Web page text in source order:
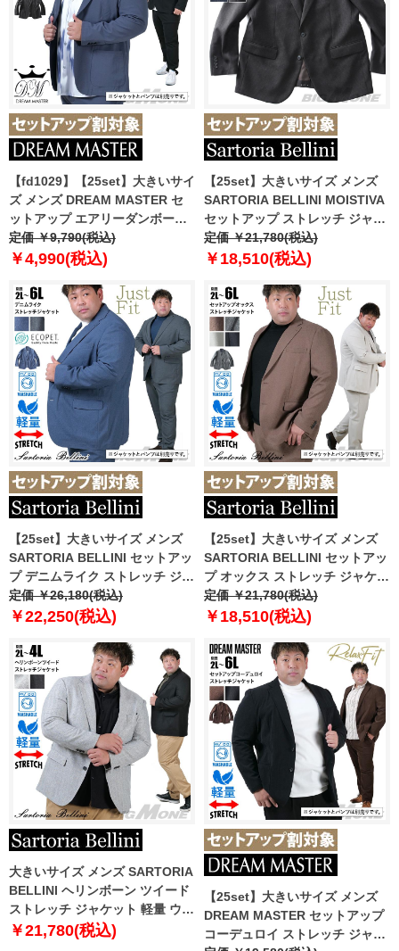
【fd1029】【25set】大きいサイ
ズ メンズ DREAM MASTER セ
ットアップ エアリーダンボール
ジャケット azw24348-sj
定価 ￥9,790(税込)
￥4,990(税込)
【25set】大きいサイズ メンズ
SARTORIA BELLINI MOISTIVA
セットアップ ストレッチ ジャケ
ット 滑らかな手触り シワになり
にくい ty-mois-jk-l
定価 ￥21,780(税込)
￥18,510(税込)
【25set】大きいサイズ メンズ
SARTORIA BELLINI セットアッ
プ デニムライク ストレッチ ジャ
ケット ジャストフィット 軽量 ウ
ォッシャブル イージーケア ライ
定価 ￥26,180(税込)
￥22,250(税込)
【25set】大きいサイズ メンズ
SARTORIA BELLINI セットアッ
プ オックス ストレッチ ジャケッ
ト ジャストフィット 軽量 ウォッ
シャブル イージーケア ライフス
定価 ￥21,780(税込)
￥18,510(税込)
大きいサイズ メンズ SARTORIA
BELLINI ヘリンボーン ツイード
ストレッチ ジャケット 軽量 ウォ
ッシャブル イージーケア
￥21,780(税込)
【25set】大きいサイズ メンズ
DREAM MASTER セットアップ
コーデュロイ ストレッチ ジャケ